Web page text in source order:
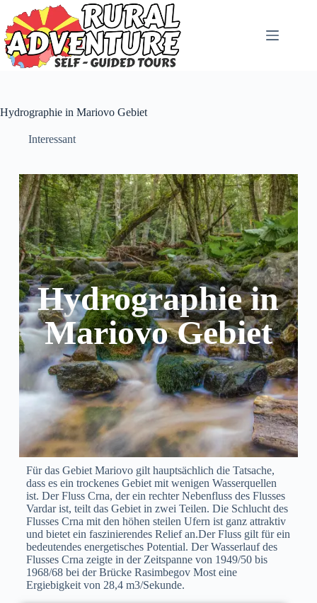
Hydrographie in Mariovo Gebiet
Interessant
Hydrographie in
Mariovo Gebiet
Für das Gebiet Mariovo gilt hauptsächlich die Tatsache,
dass es ein trockenes Gebiet mit wenigen Wasserquellen
ist. Der Fluss Crna, der ein rechter Nebenfluss des Flusses
Vardar ist, teilt das Gebiet in zwei Teilen. Die Schlucht des
Flusses Crna mit den höhen steilen Ufern ist ganz attraktiv
und bietet ein faszinierendes Relief an.Der Fluss gilt für ein
bedeutendes energetisches Potential. Der Wasserlauf des
Flusses Crna zeigte in der Zeitspanne von 1949/50 bis
1968/68 bei der Brücke Rasimbegov Most eine
Ergiebigkeit von 28,4 m3/Sekunde.